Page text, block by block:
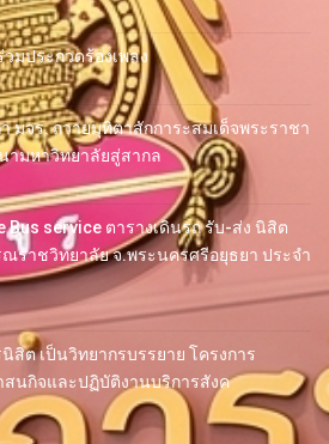
มประกวดร้องเพลง
มจร. ถวายมุทิตาสักการะสมเด็จพระราชา
มหาวิทยาลัยสู่สากล
Bus service ตารางเดินรถ รับ-ส่ง นิสิต
ราชวิทยาลัย จ.พระนครศรีอยุธยา ประจำ
สิต เป็นวิทยากรบรรยาย โครงการ
นกิจและปฏิบัติงานบริการสังค